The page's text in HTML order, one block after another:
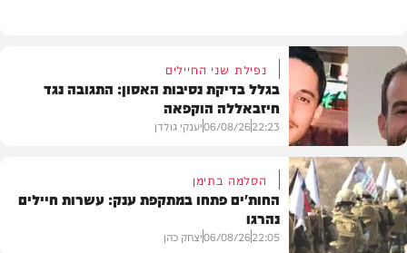
צבא וביטחון
נפילת שני החיילים
בגלל בדיקת נסיבות האסון: התגובה נגד
חיזבאללה הוקפאה
22:23
06/08/26יענקי גולדן
הסלמה בתימן
החות'ים פתחו במתקפת ענק: עשרות חיילים
נהרגו
22:05
06/08/26יצחק כהן